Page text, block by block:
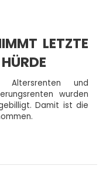
LETZTE
und
wurden
Damit ist die